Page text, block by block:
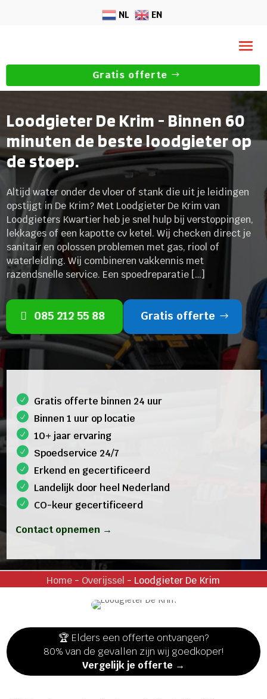
NL EN
Gratis offerte
Loodgieter De Krim - Binnen 60
minuten de beste loodgieter op
de stoep.
Altijd water onder de vloer of stank die uit je leidingen
opstijgt in De Krim? Met Loodgieter De Krim van
Loodgieters Kwartier heb je snel hulp bij verstoppingen,
lekkages of een kapotte cv ketel. Wij checken direct je
sanitair en oplossen problemen met gas, riool of
waterleiding. Wij combineren vakkennis met
razendsnelle service. Een spoedreparatie […]
085 212 55 88 Gratis offerte
Gratis offerte binnen 24 uur
Binnen 1 uur op locatie
10+ jaar ervaring
Spoedservice 24/7
Erkend en gecertificeerd
Landelijk door heel Nederland
CO-keur gecertificeerd
Contact opnemen →
Home - Overijssel - Loodgieter De Krim
🏆 Elders een offerte ontvangen?
80% van de gevallen zijn wij goedkoper!
Vergelijk je offerte →